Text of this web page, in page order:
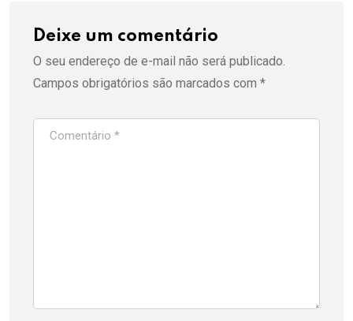
Deixe um comentário
O seu endereço de e-mail não será publicado.
Campos obrigatórios são marcados com *